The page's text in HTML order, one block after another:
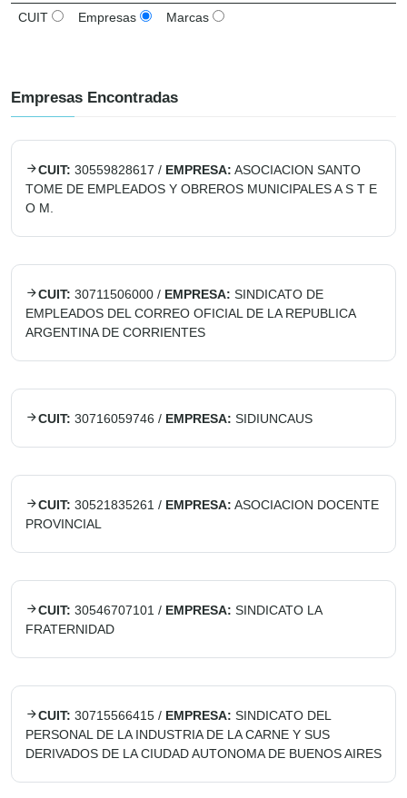
CUIT Empresas Marcas
Empresas Encontradas
CUIT: 30559828617 / EMPRESA: ASOCIACION SANTO
TOME DE EMPLEADOS Y OBREROS MUNICIPALES A S T E
O M.
CUIT: 30711506000 / EMPRESA: SINDICATO DE
EMPLEADOS DEL CORREO OFICIAL DE LA REPUBLICA
ARGENTINA DE CORRIENTES
CUIT: 30716059746 / EMPRESA: SIDIUNCAUS
CUIT: 30521835261 / EMPRESA: ASOCIACION DOCENTE
PROVINCIAL
CUIT: 30546707101 / EMPRESA: SINDICATO LA
FRATERNIDAD
CUIT: 30715566415 / EMPRESA: SINDICATO DEL
PERSONAL DE LA INDUSTRIA DE LA CARNE Y SUS
DERIVADOS DE LA CIUDAD AUTONOMA DE BUENOS AIRES